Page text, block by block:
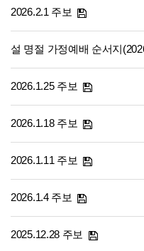
2026.2.1 주보
설 명절 가정예배 순서지
2026.1.25 주보
2026.1.18 주보
2026.1.11 주보
2026.1.4 주보
2025.12.28 주보